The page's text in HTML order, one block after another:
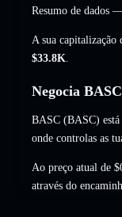
Resumo de dados
A sua capitalização
$33.8K
Negocia
BASC (BASC) está
onde controlas as
Ao preço atual de
através do